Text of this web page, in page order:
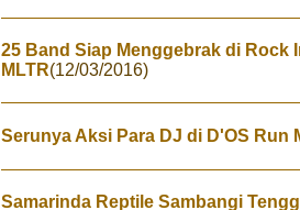
25 Band Siap Menggebrak di Rock
MLTR(12/03/2016)
Serunya Aksi Para DJ di D'OS Run
Samarinda Reptile Sambangi